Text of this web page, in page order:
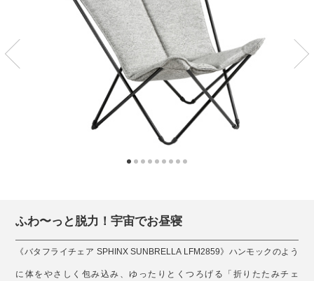
ふわ〜っと脱力！宇宙でお昼寝
《バタフライチェア SPHINX SUNBRELLA LFM2859》ハンモックのよう
に体をやさしく包み込み、ゆったりとくつろげる「折りたたみチェ